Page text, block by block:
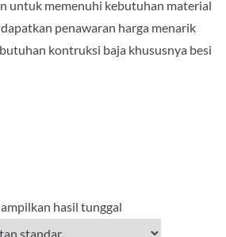
untuk memenuhi kebutuhan material
penawaran harga menarik
kontruksi baja khususnya besi
hasil tunggal